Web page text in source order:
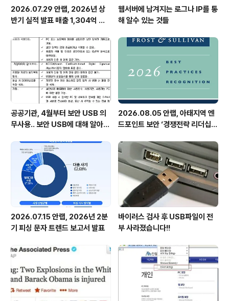
2026.07.29 안랩, 2026년 상
반기 실적 발표 매출 1,304억 원,
웹서버에 남겨지는 로그나 IP를 통
해 알수 있는 것들
공공기관, 4월부터 보안 USB 의
무사용.. 보안 USB에 대해 알아봅
2026.08.05 안랩, 아태지역 엔
드포인트 보안 ‘경쟁전략 리더십’
2026.07.15 안랩, 2026년 2분
기 피싱 문자 트렌드 보고서 발표
바이러스 검사 후 USB파일이 전
부 사라졌습니다!!